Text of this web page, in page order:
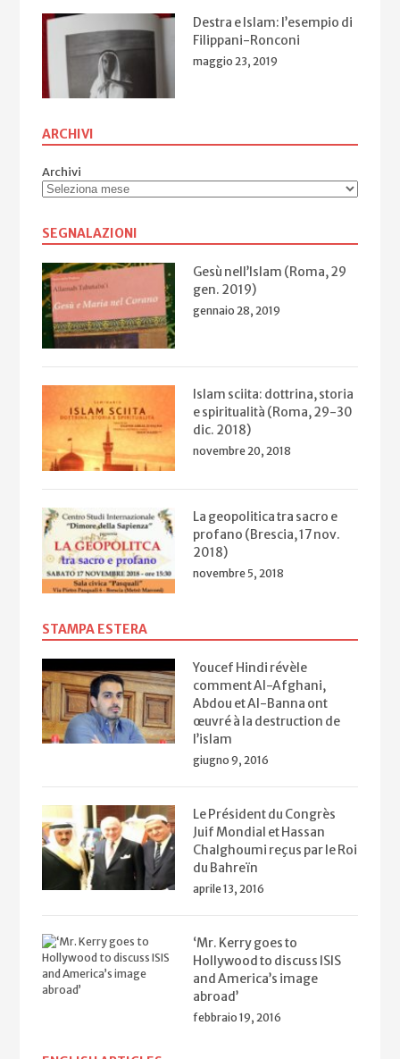
Destra e Islam: l’esempio di
Filippani-Ronconi
maggio 23, 2019
ARCHIVI
Archivi
SEGNALAZIONI
Gesù nell’Islam (Roma, 29
gen. 2019)
gennaio 28, 2019
Islam sciita: dottrina, storia
e spiritualità (Roma, 29-30
dic. 2018)
novembre 20, 2018
La geopolitica tra sacro e
profano (Brescia, 17 nov.
2018)
novembre 5, 2018
STAMPA ESTERA
Youcef Hindi révèle
comment Al-Afghani,
Abdou et Al-Banna ont
œuvré à la destruction de
l’islam
giugno 9, 2016
Le Président du Congrès
Juif Mondial et Hassan
Chalghoumi reçus par le Roi
du Bahreïn
aprile 13, 2016
‘Mr. Kerry goes to
Hollywood to discuss ISIS
and America’s image
abroad’
febbraio 19, 2016